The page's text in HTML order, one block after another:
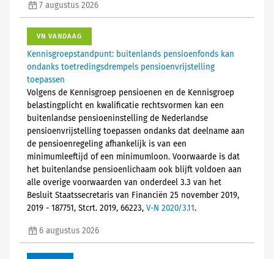
7 augustus 2026
VN VANDAAG
Kennisgroepstandpunt: buitenlands pensioenfonds kan
ondanks toetredingsdrempels pensioenvrijstelling
toepassen
Volgens de Kennisgroep pensioenen en de Kennisgroep
belastingplicht en kwalificatie rechtsvormen kan een
buitenlandse pensioeninstelling de Nederlandse
pensioenvrijstelling toepassen ondanks dat deelname aan
de pensioenregeling afhankelijk is van een
minimumleeftijd of een minimumloon. Voorwaarde is dat
het buitenlandse pensioenlichaam ook blijft voldoen aan
alle overige voorwaarden van onderdeel 3.3 van het
Besluit Staatssecretaris van Financiën 25 november 2019,
2019 - 187751, Stcrt. 2019, 66223, V-N 2020/3.11.
6 augustus 2026